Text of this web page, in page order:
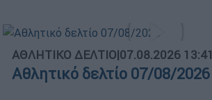
ΑΘΛΗΤΙΚΟ ΔΕΛΤΙΟ|07.08.2026 13:41
Αθλητικό δελτίο 07/08/2026